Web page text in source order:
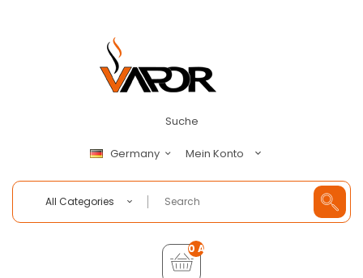
Suche
Germany Mein Konto
All Categories
0 Artikel - €0,00